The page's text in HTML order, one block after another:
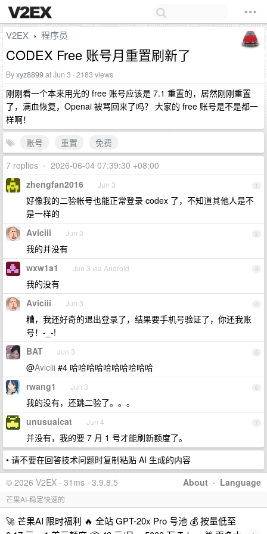
V2EX › 程序员
CODEX Free 账号月重置刷新了
Byxyz8899at Jun 3 · 2183 views
刚刚看一个本来用光的 free 账号应该是 7.1 重置的，居然刚刚重置
了，满血恢复，Openai 被骂回来了吗？ 大家的 free 账号是不是都一
样啊！
账号
重置
免费
7 replies • 2026-06-04 07:39:30 +08:00
1
zhengfan2016 Jun 3
好像我的二验帐号也能正常登录 codex 了，不知道其他人是不
是一样的
2
Aviciii Jun 3
我的并没有
3
wxw1a1 Jun 3 via Android
我的没有
4
Aviciii Jun 3
糟，我还好奇的退出登录了，结果要手机号验证了，你还我账
号！-_-!
5
BAT Jun 3
@Aviciii #4 哈哈哈哈哈哈哈哈哈哈
6
rwang1 Jun 3
我的没有，还跳二验了。。。
7
unusualcat Jun 4
并没有，我的要 7 月 1 号才能刷新额度了。
• 请不要在回答技术问题时复制粘贴 AI 生成的内容
About · Language
© 2026 V2EX · 31ms · 3.9.8.5
芒果AI-稳定快速的
🚀 芒果AI 限时福利 🔥 全站 GPT-20x Pro 号池 💰 按量低至